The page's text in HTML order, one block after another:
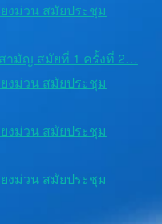
งม่วน สมัยประชุม
ามัญ สมัยที่ 1 ครั้งที่ 2…
งม่วน สมัยประชุม
งม่วน สมัยประชุม
งม่วน สมัยประชุม